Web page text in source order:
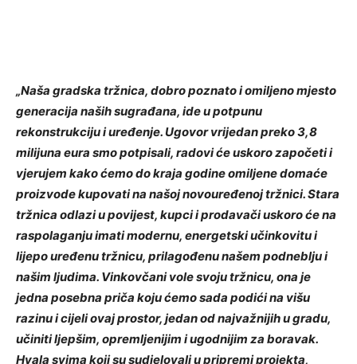
„Naša gradska tržnica, dobro poznato i omiljeno mjesto
generacija naših sugrađana, ide u potpunu
rekonstrukciju i uređenje. Ugovor vrijedan preko 3,8
milijuna eura smo potpisali, radovi će uskoro započeti i
vjerujem kako ćemo do kraja godine omiljene domaće
proizvode kupovati na našoj novouređenoj tržnici. Stara
tržnica odlazi u povijest, kupci i prodavači uskoro će na
raspolaganju imati modernu, energetski učinkovitu i
lijepo uređenu tržnicu, prilagođenu našem podneblju i
našim ljudima. Vinkovčani vole svoju tržnicu, ona je
jedna posebna priča koju ćemo sada podići na višu
razinu i cijeli ovaj prostor, jedan od najvažnijih u gradu,
učiniti ljepšim, opremljenijim i ugodnijim za boravak.
Hvala svima koji su sudjelovali u pripremi projekta,